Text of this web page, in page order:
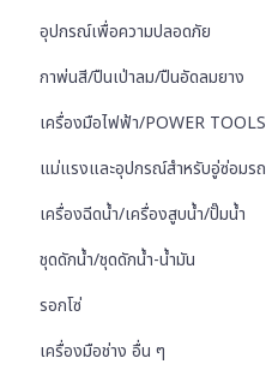
อุปกรณ์เพื่อความปลอดภัย
กาพ่นสี/ปืนเป่าลม/ปืนอัดลมยาง
เครื่องมือไฟฟ้า/POWER TOOLS
แม่แรงและอุปกรณ์สำหรับอู่ซ่อมรถ
เครื่องฉีดน้ำ/เครื่องสูบน้ำ/ปั๊มน้ำ
ชุดดักน้ำ/ชุดดักน้ำ-น้ำมัน
รอกโซ่
เครื่องมือช่าง อื่น ๆ